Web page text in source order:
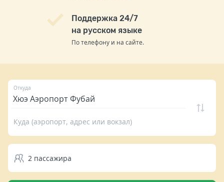
Поддержка 24/7
на русском языке
По телефону и на сайте.
Откуда
Куда (аэропорт, адрес или вокзал)
2 пассажира